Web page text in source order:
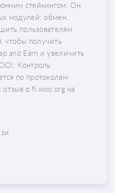
стейкингом. Он
модулей: обмен,
пользователям
чтобы получить
and Earn и увеличить
Контроль
по протоколам
отзыв о fi.woo.org на